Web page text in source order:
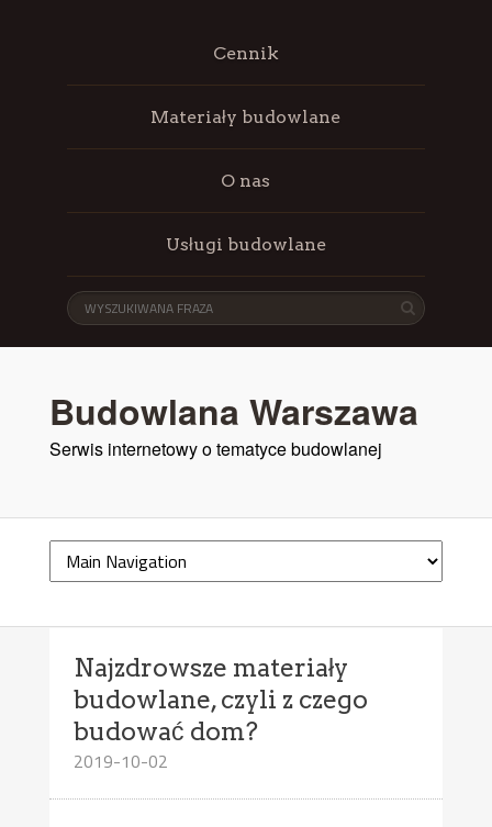
Cennik
Materiały budowlane
O nas
Usługi budowlane
Budowlana Warszawa
Serwis internetowy o tematyce budowlanej
Najzdrowsze materiały
budowlane, czyli z czego
budować dom?
2019-10-02